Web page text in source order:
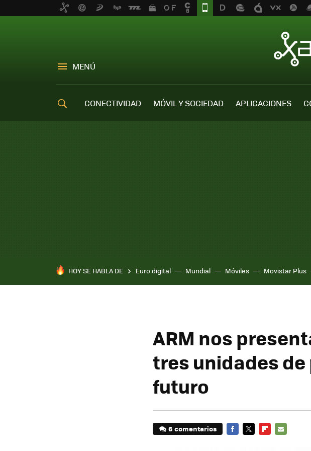
MENÚ
CONECTIVIDAD MÓVIL Y SOCIEDAD APLICACIONES
HOY SE HABLA DE Euro digital Mundial Móviles Movistar Plus
ARM nos
tres unidades
futuro
6 comentarios